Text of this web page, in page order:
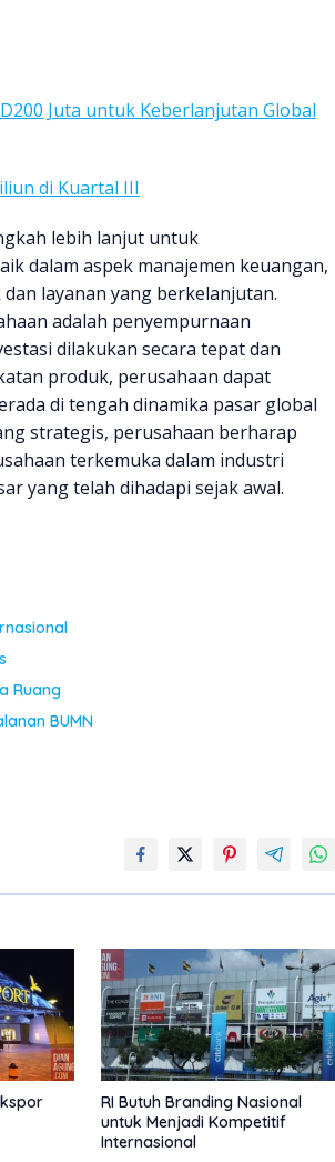
Juta untuk Keberlanjutan Global
di Kuartal III
lebih lanjut untuk
dalam aspek manajemen keuangan,
layanan yang berkelanjutan.
adalah penyempurnaan
dilakukan secara tepat dan
produk, perusahaan dapat
di tengah dinamika pasar global
strategis, perusahaan berharap
terkemuka dalam industri
yang telah dihadapi sejak awal.
Ruang
BUMN
RI Butuh Branding Nasional
untuk Menjadi Kompetitif
Internasional